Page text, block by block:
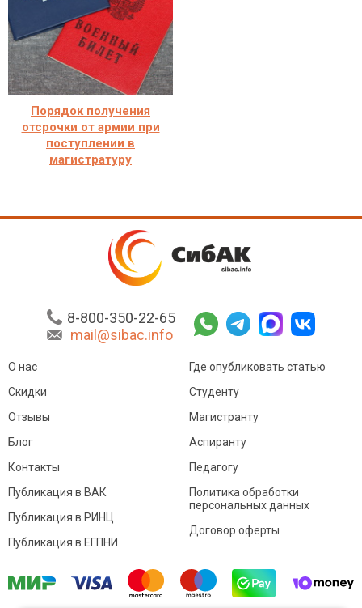
Порядок получения
отсрочки от армии при
поступлении в
магистратуру
8-800-350-22-65
mail@sibac.info
О нас
Скидки
Отзывы
Блог
Контакты
Где опубликовать статью
Студенту
Магистранту
Аспиранту
Педагогу
Публикация в ВАК
Публикация в РИНЦ
Публикация в ЕГПНИ
Политика обработки
персональных данных
Договор оферты